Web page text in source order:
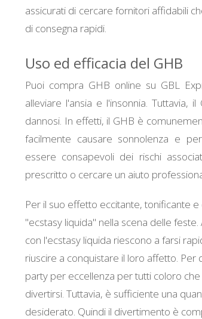
assicurati di cercare fornitori affidabili
di consegna rapidi.
Uso ed efficacia del GHB
Puoi compra GHB online su GBL
alleviare l'ansia e l'insonnia. Tuttavia,
dannosi. In effetti, il GHB è
facilmente causare sonnolenza e
essere consapevoli dei rischi
prescritto o cercare un aiuto
Per il suo effetto eccitante, tonificante
"ecstasy liquida" nella scena delle
con l'ecstasy liquida riescono a farsi
riuscire a conquistare il loro affetto.
party per eccellenza per tutti coloro
divertirsi. Tuttavia, è sufficiente una
desiderato. Quindi il divertimento è